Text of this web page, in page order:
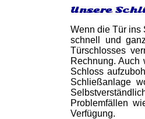
Unsere
Wenn die Tür ins
schnell und
Türschlosses
Rechnung.
Schloss
Schließanlage
Problemfällen
Verfügung.